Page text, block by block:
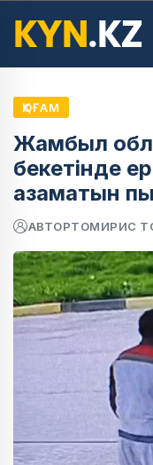
ҚОҒАМ
Жамбыл
бекетінде
азаматын
АВТОРТОМИРИС